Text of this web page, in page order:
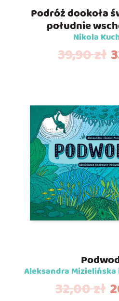
Podróż dookoła
południe
Nikola
39,90zł
Aleksandra
32,00zł